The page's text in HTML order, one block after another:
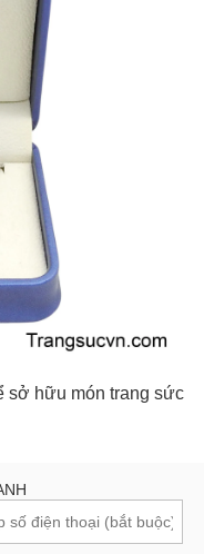
sở hữu món trang sức